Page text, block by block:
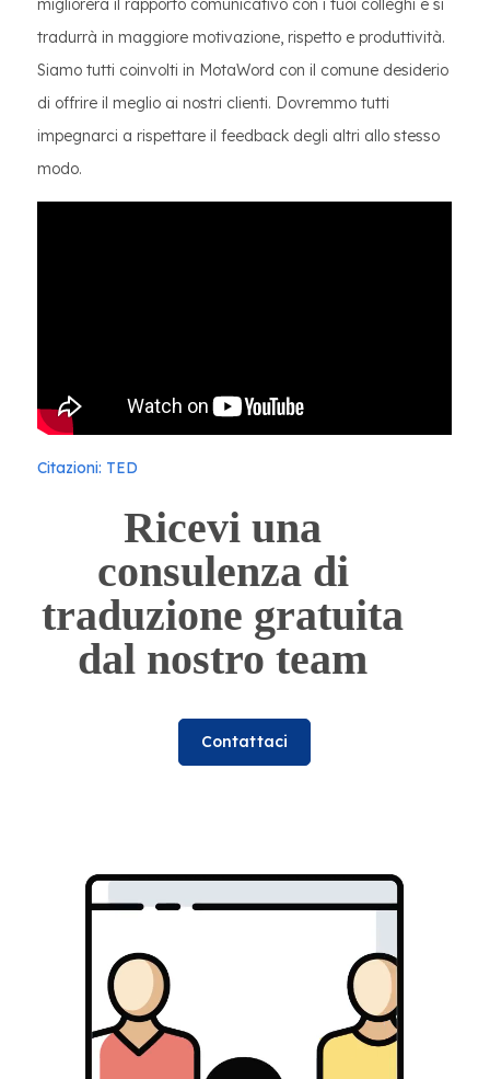
migliorerà il rapporto comunicativo con i tuoi colleghi e si
tradurrà in maggiore motivazione, rispetto e produttività.
Siamo tutti coinvolti in MotaWord con il comune desiderio
di offrire il meglio ai nostri clienti. Dovremmo tutti
impegnarci a rispettare il feedback degli altri allo stesso
modo.
Citazioni: TED
Ricevi una
consulenza di
traduzione gratuita
dal nostro team
Contattaci